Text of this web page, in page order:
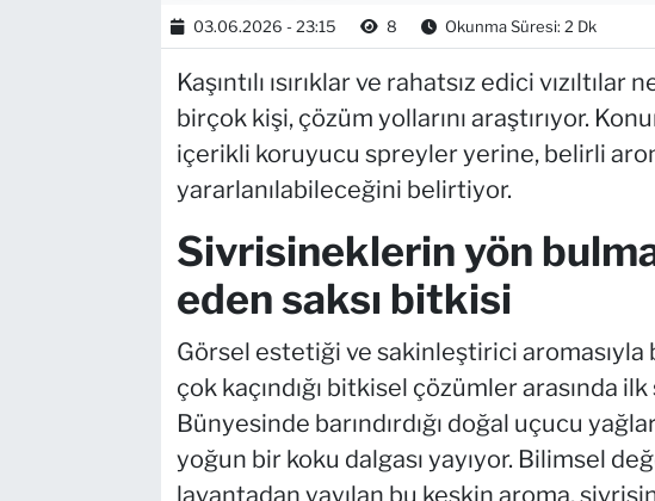
03.06.2026 - 23:15 8 Okunma Süresi: 2 Dk
Kaşıntılı ısırıklar ve rahatsız edici
birçok kişi, çözüm yollarını araştırıyor.
içerikli koruyucu spreyler yerine, belirli
yararlanılabileceğini belirtiyor.
Sivrisineklerin yön
eden saksı bitkisi
Görsel estetiği ve sakinleştirici
çok kaçındığı bitkisel çözümler arasında
Bünyesinde barındırdığı doğal uçucu
yoğun bir koku dalgası yayıyor. Bilimsel
lavantadan yayılan bu keskin aroma,